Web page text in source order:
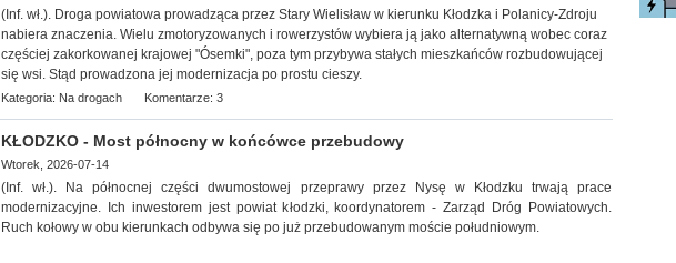
(Inf. wł.). Droga powiatowa prowadząca przez Stary Wielisław w kierunku Kłodzka i Polanicy-Zdroju
nabiera znaczenia. Wielu zmotoryzowanych i rowerzystów wybiera ją jako alternatywną wobec coraz
częściej zakorkowanej krajowej "Ósemki", poza tym przybywa stałych mieszkańców rozbudowującej
się wsi. Stąd prowadzona jej modernizacja po prostu cieszy.
Kategoria: Na drogach Komentarze: 3
KŁODZKO - Most północny w końcówce przebudowy
Wtorek, 2026-07-14
(Inf. wł.). Na północnej części dwumostowej przeprawy przez Nysę w Kłodzku trwają prace
modernizacyjne. Ich inwestorem jest powiat kłodzki, koordynatorem - Zarząd Dróg Powiatowych.
Ruch kołowy w obu kierunkach odbywa się po już przebudowanym moście południowym.